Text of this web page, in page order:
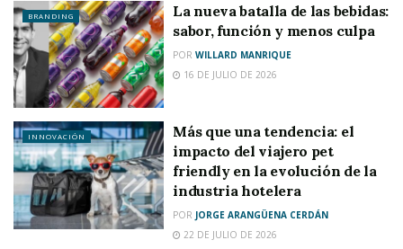
BRANDING
La nueva batalla de las bebidas:
sabor, función y menos culpa
POR WILLARD MANRIQUE
16 DE JULIO DE 2026
INNOVACIÓN
Más que una tendencia: el
impacto del viajero pet
friendly en la evolución de la
industria hotelera
POR JORGE ARANGÜENA CERDÁN
22 DE JULIO DE 2026